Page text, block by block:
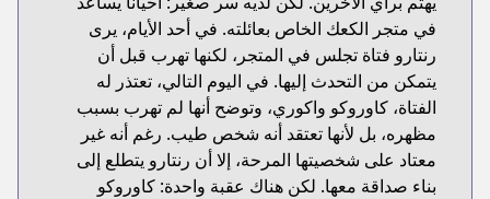
في متجر الكعك الخاص بعائلته. في أحد الأيام، يرى
رنتارو فتاة تجلس في المتجر، لكنها تهرب قبل أن
يتمكن من التحدث إليها. في اليوم التالي، تعتذر له
الفتاة، كاوروكو واكوري، وتوضح أنها لم تهرب بسبب
مظهره، بل لأنها تعتقد أنه شخص طيب. رغم أنه غير
معتاد على شخصيتها المرحة، إلا أن رنتارو يتطلع إلى
بناء صداقة معها. لكن هناك عقبة واحدة: كاوروكو